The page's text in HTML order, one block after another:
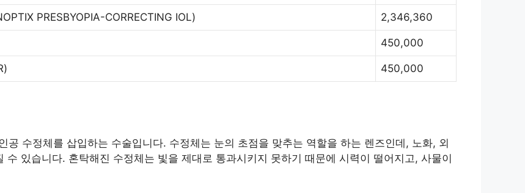
PRESBYOPIA-CORRECTING IOL) 2,346,360
450,000
450,000
공 수정체를 삽입하는 수술입니다. 수정체는 눈의 초점을 맞추는 역할을 하는 렌즈인데, 노화, 외
있습니다. 혼탁해진 수정체는 빛을 제대로 통과시키지 못하기 때문에 시력이 떨어지고, 사물이